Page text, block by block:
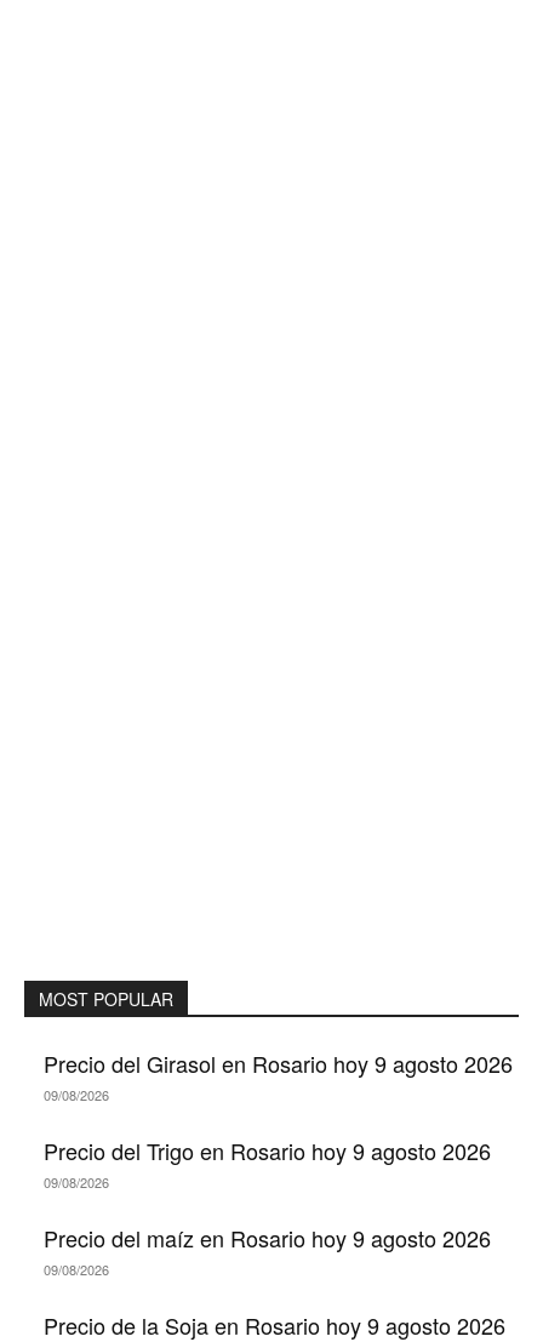
MOST POPULAR
Precio del Girasol en Rosario hoy 9 agosto 2026
09/08/2026
Precio del Trigo en Rosario hoy 9 agosto 2026
09/08/2026
Precio del maíz en Rosario hoy 9 agosto 2026
09/08/2026
Precio de la Soja en Rosario hoy 9 agosto 2026